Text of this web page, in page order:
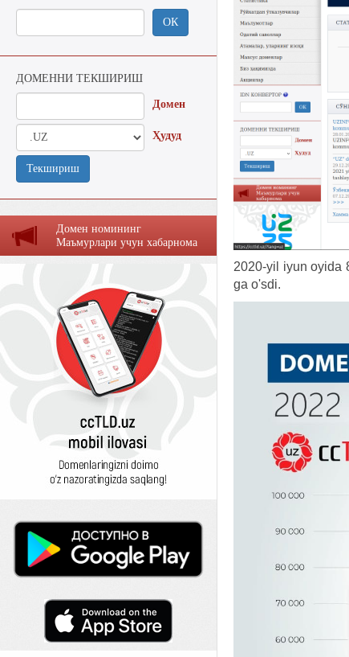
ОК
ДОМЕННИ ТЕКШИРИШ
Домен
Ҳудуд
Текшириш
Домен номининг
Маъмурлaри учун хaбaрномa
2020-yil iyun oyida
ga o'sdi.